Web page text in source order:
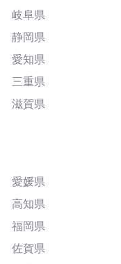
岐阜県
静岡県
愛知県
三重県
滋賀県
愛媛県
高知県
福岡県
佐賀県